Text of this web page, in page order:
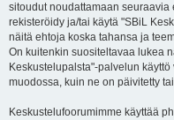
sitoudut noudattamaan
rekisteröidy ja/tai käytä "SBiL
näitä ehtoja koska tahansa ja
On kuitenkin suositeltavaa lukea
Keskustelupalsta"-palvelun
muodossa, kuin ne on päivitetty
Keskustelufoorumimme käyttää